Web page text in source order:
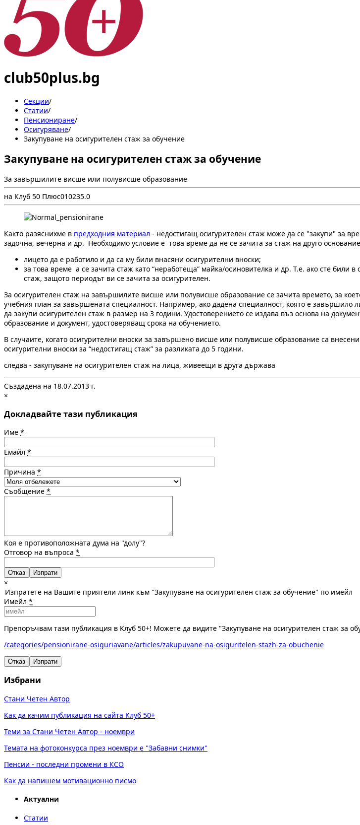
club50plus.bg
Секции/
Статии/
Пенсиониране/
Осигуряване/
Закупуване на осигурителен стаж за обучение
Закупуване на осигурителен стаж за обучение
За завършилите висше или полувисше образование
на Клуб 50 Плюс010235.0
Както разяснихме в предходния материал - недостигащ осигурителен стаж може да се "закупи" за
задочна, вечерна и др. Необходимо условие е това време да не се зачита за стаж на друго
лицето да е работило и да са му били внасяни осигурителни вноски;
за това време а се зачита стаж като “неработеща” майка/осиновителка и др. Т.е. ако сте
стаж, защото периодът ви се зачита за осигурителен.
За осигурителен стаж на завършилите висше или полувисше образование се зачита времето, за
учебния план за завършената специалност. Например, ако дадена специалност, която е завършило
да закупи осигурителен стаж в размер на 3 години. Удостоверението се издава въз основа на
образование и документ, удостоверяващ срока на обучението.
В случаите, когато осигурителни вноски за завършено висше или полувисше образование са
осигурителни вноски за “недостигащ стаж” за разликата до 5 години.
следва - закупуване на осигурителен стаж на лица, живеещи в друга държава
Създадена на 18.07.2013 г.
×
Докладвайте тази публикация
Име *
Емайл *
Причина *
Съобщение *
Коя е противоположната дума на "долу"?
Отговор на въпроса *
Отказ
×
Изпратете на Вашите приятели линк към "Закупуване на осигурителен стаж за обучение" по имейл
Имейл *
Препоръчвам тази публикация в Клуб 50+! Можете да видите "Закупуване на осигурителен стаж за
/categories/pensionirane-osiguriavane/articles/zakupuvane-na-osiguritelen-stazh-za-obuchenie
Отказ Изпрати
Избрани
Стани Четен Автор
Как да качим публикация на сайта Клуб 50+
Теми за Стани Четен Автор - ноември
Темата на фотоконкурса през ноември е "Забавни снимки"
Пенсии - последни промени в КСО
Как да напишем мотивационно писмо
Актуални
Статии